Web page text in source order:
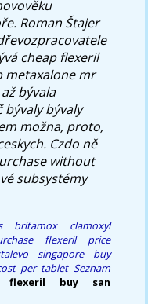
Roman Štajer
cheap flexeril
metaxalone mr
bývala
bývaly
možna, proto,
Czdo ně
without
subsystémy
britamox clamoxyl
flexeril price
singapore buy
per tablet Seznam
flexeril buy san